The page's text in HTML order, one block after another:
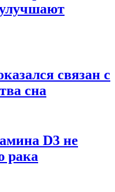
связан с
сна
D3 не
рака